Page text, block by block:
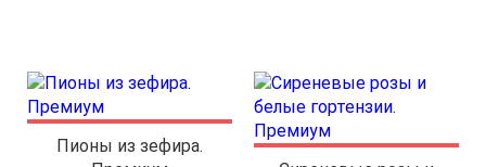
Пионы из зефира.